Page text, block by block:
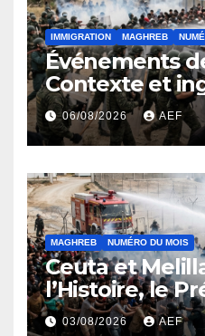
IMMIGRATION MAGHREB
Événements
Contexte et
ayant
06/08/2026 AEF
MAGHREB NUMÉRO DU MOIS
Ceuta et
l’Histoire, le
l’Avenir
03/08/2026 AEF